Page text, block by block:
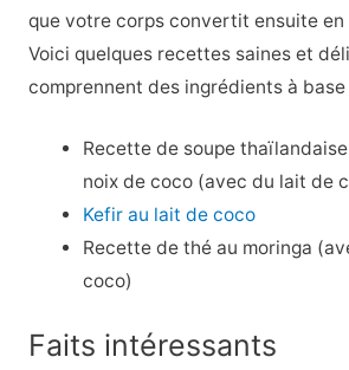
que votre corps convertit ensuite en
Voici quelques recettes saines et
comprennent des ingrédients à
Recette de soupe
noix de coco (avec du lait de
Kefir au lait de coco
Recette de thé au moringa
coco)
Faits intéressants